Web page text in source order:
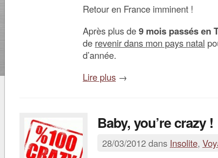
Retour en France imminent !
Après plus de9 mois passés en
de revenir dans mon pays natal
d’année.
Lire plus →
Baby, you’re crazy !
28/03/2012 dans Insolite,